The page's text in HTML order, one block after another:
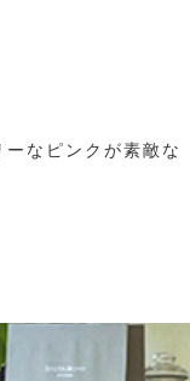
ーなピンクが素敵な